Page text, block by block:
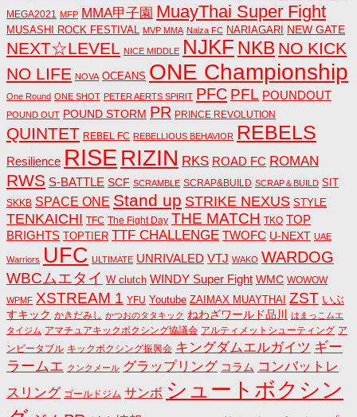
MEGA2021 MFP MMA甲子園 MuayThai Super Fight
MUSASHI ROCK FESTIVAL MVP MMA Naiza FC NARIAGARI NEW GATE
NEXT☆LEVEL NICE MIDDLE NJKF NKB NO KICK
NO LIFE NOVA OCEANS ONE Championship
One Round ONE SHOT PETER AERTS SPIRIT PFC PFL POUNDOUT
POUND OUT POUND STORM PR PRINCE REVOLUTION
QUINTET REBEL FC REBELLIOUS BEHAVIOR REBELS
Resilience RISE RIZIN RKS ROAD FC ROMAN
RWS S-BATTLE SCF SCRAMBLE SCRAP&BUILD SCRAP＆BUILD SIT
SKKB SPACE ONE Stand up STRIKE NEXUS STYLE
TENKAICHI TFC The Fight Day THE MATCH TKO TOP
BRIGHTS TOPTIER TTF CHALLENGE TWOFC U-NEXT UAE
Warriors UFC ULTIMATE UNRIVALED VTJ WAKO WARDOG
WBCムエタイ W clutch WINDY Super Fight WMC WOWOW
WPMF XSTREAM 1 YFU Youtube ZAIMAX MUAYTHAI ZST いぶ
すキック かきだみし かつおのタタキック ねわざワールド品川 はまっこムエ
タイジム アマチュアキックボクシング協議会 アルティメットシューティング ア
ンビータブル キックボクシング振興会 キングダムエルガイツ ギー
ラームエ クンクメール グラップリング コラム コンバットレ
スリング ゴールドジム サンボ シュートボクシン